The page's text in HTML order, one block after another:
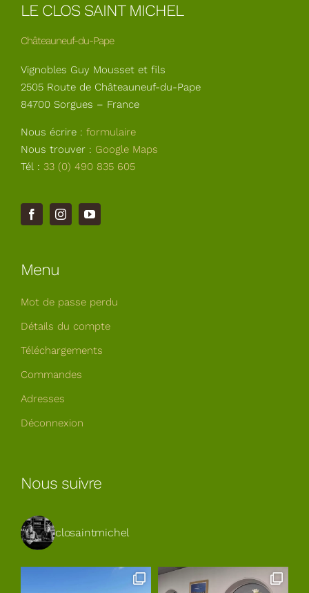
LE CLOS SAINT MICHEL
Châteauneuf-du-Pape
Vignobles Guy Mousset et fils
2505 Route de Châteauneuf-du-Pape
84700 Sorgues – France
Nous écrire : formulaire
Nous trouver : Google Maps
Tél : 33 (0) 490 835 605
Menu
Mot de passe perdu
Détails du compte
Téléchargements
Commandes
Adresses
Déconnexion
Nous suivre
closaintmichel